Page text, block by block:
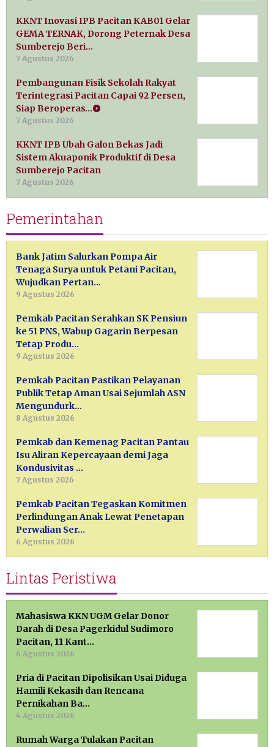
KKNT Inovasi IPB Pacitan KAB01 Gelar
GEMA TERNAK, Dorong Peternak Desa
Sumberejo Beri…
7 Agustus 2026
Pembangunan Fisik Sekolah Rakyat
Terintegrasi Pacitan Capai 92 Persen,
Siap Beroperas…
7 Agustus 2026
KKNT IPB Ubah Galon Bekas Jadi
Sistem Akuaponik Produktif di Desa
Sumberejo Pacitan
7 Agustus 2026
Pemerintahan
Bank Jatim Salurkan Pompa Air
Tenaga Surya untuk Petani Pacitan,
Wujudkan Pertan…
9 Agustus 2026
Pemkab Pacitan Serahkan SK Pensiun
ke 51 PNS, Wabup Gagarin Berpesan
Tetap Produ…
9 Agustus 2026
Pemkab Pacitan Pastikan Pelayanan
Publik Tetap Aman Usai Sejumlah ASN
Mengundurk…
8 Agustus 2026
Pemkab dan Kemenag Pacitan Pantau
Isu Aliran Kepercayaan demi Jaga
Kondusivitas …
7 Agustus 2026
Pemkab Pacitan Tegaskan Komitmen
Perlindungan Anak Lewat Penetapan
Perwalian Ser…
6 Agustus 2026
Lintas Peristiwa
Mahasiswa KKN UGM Gelar Donor
Darah di Desa Pagerkidul Sudimoro
Pacitan, 11 Kant…
6 Agustus 2026
Pria di Pacitan Dipolisikan Usai Diduga
Hamili Kekasih dan Rencana
Pernikahan Ba…
4 Agustus 2026
Rumah Warga Tulakan Pacitan